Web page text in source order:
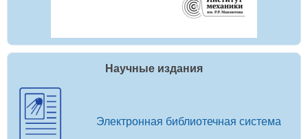
Научные издания
Электронная библиотечная система